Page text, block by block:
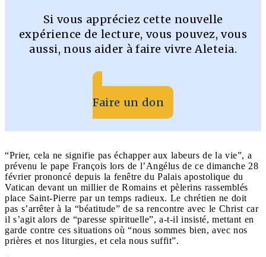
Si vous appréciez cette nouvelle
expérience de lecture, vous pouvez, vous
aussi, nous aider à faire vivre Aleteia.
Faire un don
“Prier, cela ne signifie pas échapper aux labeurs de la vie”, a
prévenu le pape François lors de l’Angélus de ce dimanche 28
février prononcé depuis la fenêtre du Palais apostolique du
Vatican devant un millier de Romains et pèlerins rassemblés
place Saint-Pierre par un temps radieux. Le chrétien ne doit
pas s’arrêter à la “béatitude” de sa rencontre avec le Christ car
il s’agit alors de “paresse spirituelle”, a-t-il insisté, mettant en
garde contre ces situations où “nous sommes bien, avec nos
prières et nos liturgies, et cela nous suffit”.